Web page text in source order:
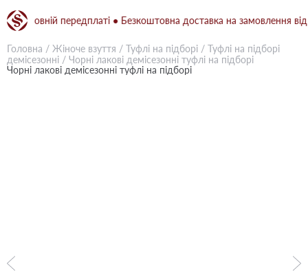
передплаті ● Безкоштовна доставка на замовлення від
Головна / Жіноче взуття / Туфлі на підборі / Туфлі на підборі
демісезонні / Чорні лакові демісезонні туфлі на підборі
Чорні лакові демісезонні туфлі на підборі